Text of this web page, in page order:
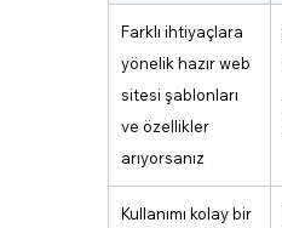
Farklı ihtiyaçlara
yönelik hazır web
sitesi şablonları
ve özellikler
arıyorsanız
Kullanımı kolay bir